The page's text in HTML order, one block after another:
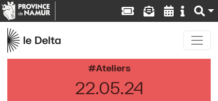
Ateliers
22.05.24